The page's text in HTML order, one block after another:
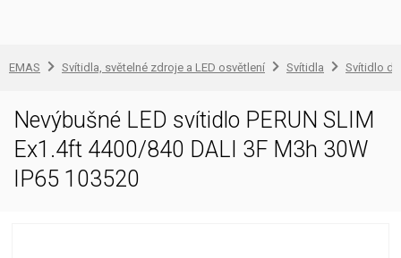
EMAS Svítidla, světelné zdroje a LED osvětlení Svítidla Svítidlo
Nevýbušné LED svítidlo PERUN SLIM
Ex1.4ft 4400/840 DALI 3F M3h 30W
IP65 103520